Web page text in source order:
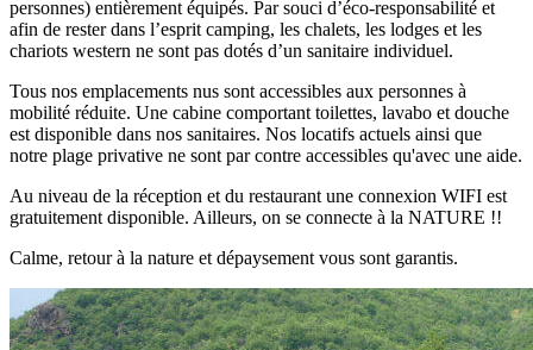
personnes) entièrement équipés. Par souci d’éco-responsabilité et
afin de rester dans l’esprit camping, les chalets, les lodges et les
chariots western ne sont pas dotés d’un sanitaire individuel.
Tous nos emplacements nus sont accessibles aux personnes à
mobilité réduite. Une cabine comportant toilettes, lavabo et douche
est disponible dans nos sanitaires. Nos locatifs actuels ainsi que
notre plage privative ne sont par contre accessibles qu'avec une aide.
Au niveau de la réception et du restaurant une connexion WIFI est
gratuitement disponible. Ailleurs, on se connecte à la NATURE !!
Calme, retour à la nature et dépaysement vous sont garantis.